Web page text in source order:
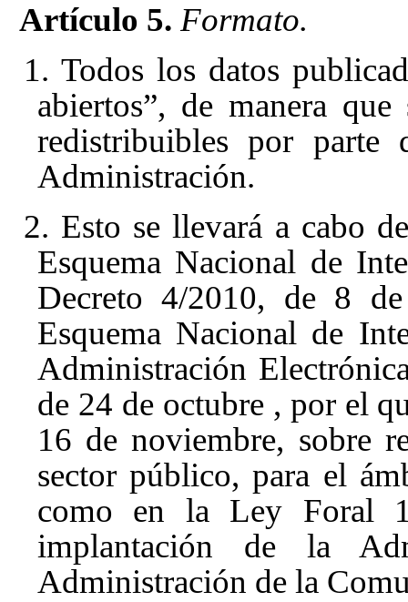
Artículo 5. Formato.
1. Todos los datos
abiertos”, de manera
redistribuibles por parte
Administración.
2. Esto se llevará a cabo
Esquema Nacional de
Decreto 4/2010, de 8
Esquema Nacional de
Administración
de 24 de octubre , por el
16 de noviembre, sobre
sector público, para el
como en la Ley Foral
implantación de la
Administración de la